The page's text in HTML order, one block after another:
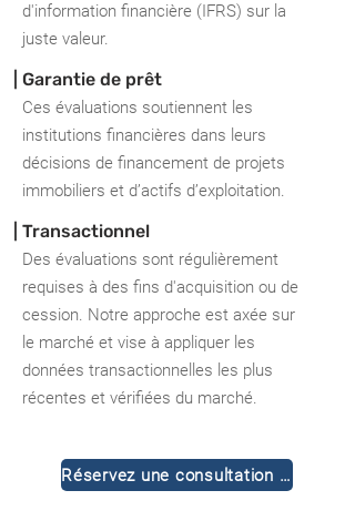
d'information financière (IFRS) sur la
juste valeur.
| Garantie de prêt
Ces évaluations soutiennent les
institutions financières dans leurs
décisions de financement de projets
immobiliers et d’actifs d’exploitation.
| Transactionnel
Des évaluations sont régulièrement
requises à des fins d'acquisition ou de
cession. Notre approche est axée sur
le marché et vise à appliquer les
données transactionnelles les plus
récentes et vérifiées du marché.
Réservez une consultation gratuite